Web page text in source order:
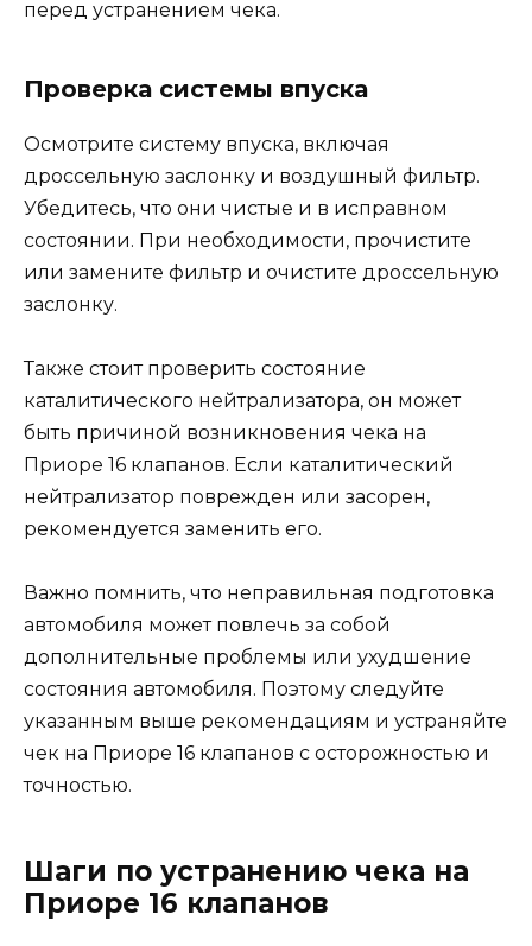
перед устранением чека.
Проверка системы впуска
Осмотрите систему впуска, включая
дроссельную заслонку и воздушный фильтр.
Убедитесь, что они чистые и в исправном
состоянии. При необходимости, прочистите
или замените фильтр и очистите дроссельную
заслонку.
Также стоит проверить состояние
каталитического нейтрализатора, он может
быть причиной возникновения чека на
Приоре 16 клапанов. Если каталитический
нейтрализатор поврежден или засорен,
рекомендуется заменить его.
Важно помнить, что неправильная подготовка
автомобиля может повлечь за собой
дополнительные проблемы или ухудшение
состояния автомобиля. Поэтому следуйте
указанным выше рекомендациям и устраняйте
чек на Приоре 16 клапанов с осторожностью и
точностью.
Шаги по устранению чека на
Приоре 16 клапанов